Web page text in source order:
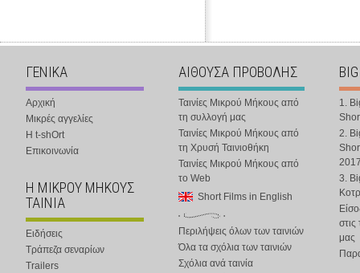
ΓΕΝΙΚΑ
Αρχική
Μικρές αγγελίες
Η t-shOrt
Επικοινωνία
Η ΜΙΚΡΟΥ ΜΗΚΟΥΣ
ΤΑΙΝΙΑ
Ειδήσεις
Τράπεζα σεναρίων
Trailers
ΑΙΘΟΥΣΑ ΠΡΟΒΟΛΗΣ
Ταινίες Μικρού Μήκους από
τη συλλογή μας
Ταινίες Μικρού Μήκους από
τη Χρυσή Ταινιοθήκη
Ταινίες Μικρού Μήκους από
το Web
Short Films in English
Περιλήψεις όλων των ταινιών
Όλα τα σχόλια των ταινιών
Σχόλια ανά ταινία
1.
2.
3.
στις
μας